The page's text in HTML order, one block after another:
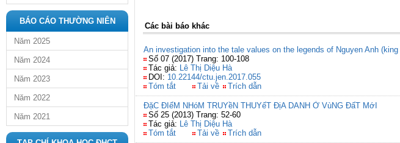
BÁO CÁO THƯỜNG NIÊN
Năm 2025
Năm 2024
Năm 2023
Năm 2022
Năm 2021
Các bài báo khác
An investigation into the tale values on the legends of Nguyen Anh
Số 07 (2017) Trang: 100-108
Tác giả: Lê Thị Diệu Hà
DOI: 10.22144/ctu.jen.2017.055
Tóm tắt
Tải về Trích dẫn
ĐặC ĐIểM NHóM TRUYềN THUYếT ĐịA DANH Ở VùNG ĐấT MớI
Số 25 (2013) Trang: 52-60
Tác giả: Lê Thị Diệu Hà
Tóm tắt
Tải về Trích dẫn